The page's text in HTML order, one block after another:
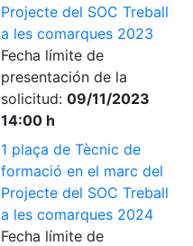
Projecte del SOC Treball
a les comarques 2023
Fecha límite de
presentación de la
solicitud: 09/11/2023
14:00 h
1 plaça de Tècnic de
formació en el marc del
Projecte del SOC Treball
a les comarques 2024
Fecha límite de